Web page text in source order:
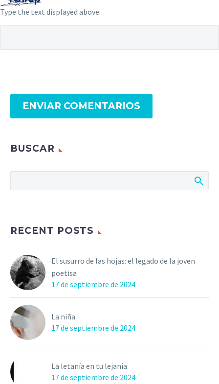
Type the text displayed above:
ENVIAR COMENTARIOS
BUSCAR
RECENT POSTS
El susurro de las hojas: el legado de la joven
poetisa
17 de septiembre de 2024
La niña
17 de septiembre de 2024
La letanía en tu lejanía
17 de septiembre de 2024